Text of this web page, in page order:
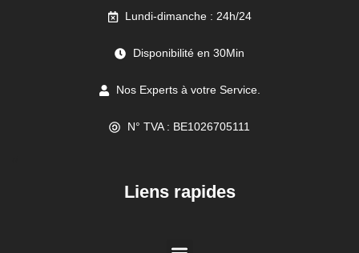
Lundi-dimanche : 24h/24
Disponibilité en 30Min
Nos Experts à votre Service.
N° TVA : BE1026705111
Liens rapides